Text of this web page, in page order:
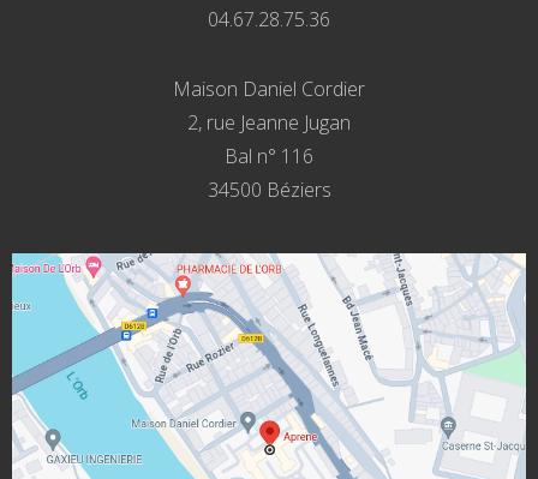
04.67.28.75.36
Maison Daniel Cordier
2, rue Jeanne Jugan
Bal n° 116
34500 Béziers